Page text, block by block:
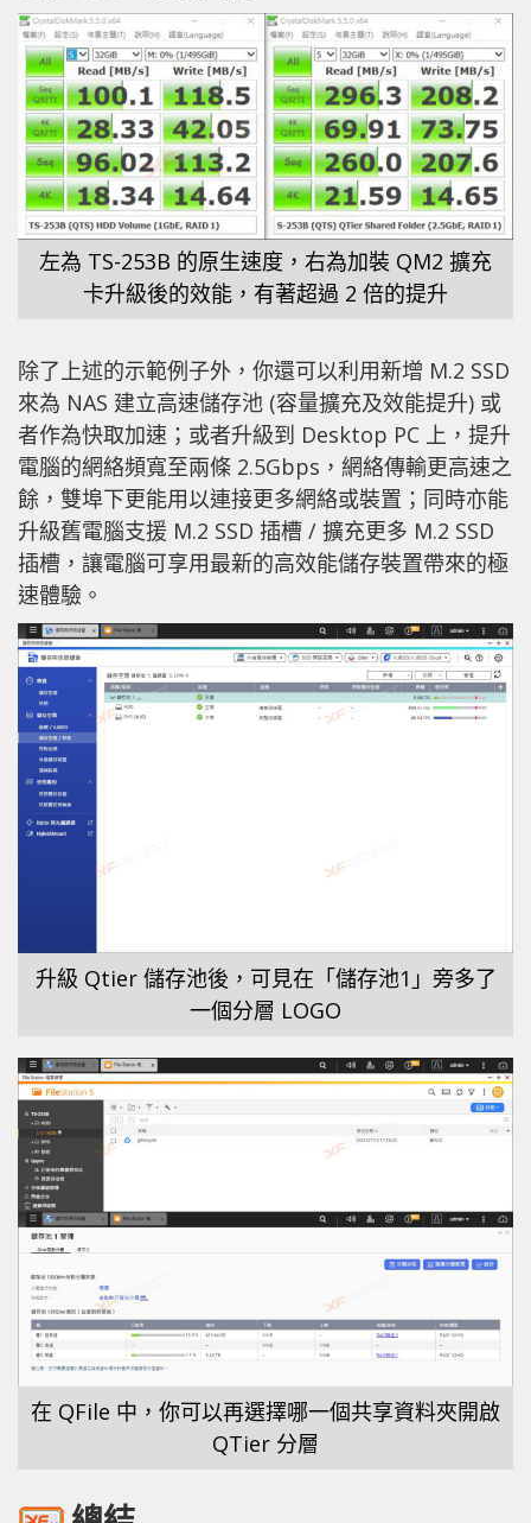
左為 TS-253B 的原生速度，右為加裝 QM2 擴充
卡升級後的效能，有著超過 2 倍的提升
除了上述的示範例子外，你還可以利用新增 M.2 SSD
來為 NAS 建立高速儲存池 (容量擴充及效能提升) 或
者作為快取加速；或者升級到 Desktop PC 上，提升
電腦的網絡頻寬至兩條 2.5Gbps，網絡傳輸更高速之
餘，雙埠下更能用以連接更多網絡或裝置；同時亦能
升級舊電腦支援 M.2 SSD 插槽 / 擴充更多 M.2 SSD
插槽，讓電腦可享用最新的高效能儲存裝置帶來的極
速體驗。
升級 Qtier 儲存池後，可見在「儲存池1」旁多了
一個分層 LOGO
在 QFile 中，你可以再選擇哪一個共享資料夾開啟
QTier 分層